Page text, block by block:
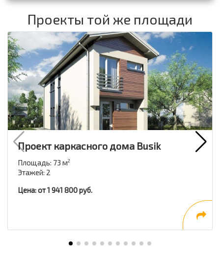
Проекты той же площади
Проект каркасного дома Busik
Площадь: 73 м2
Этажей: 2
Цена: от 1 941 800 руб.